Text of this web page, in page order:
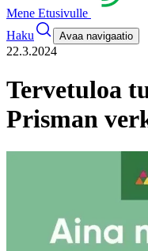
Mene Etusivulle
Haku
Avaa navigaatio
22.3.2024
Tervetuloa
Prisman